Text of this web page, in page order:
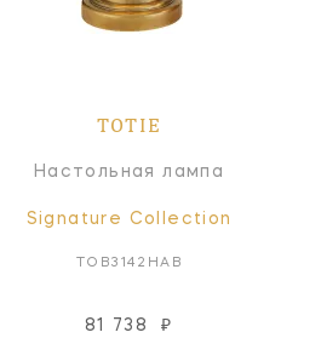
TOTIE
Настольная лампа
Signature Collection
TOB3142HAB
81 738 ₽